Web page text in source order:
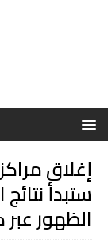
إغلاق
ستبدأ نتائج
الظهور عبر